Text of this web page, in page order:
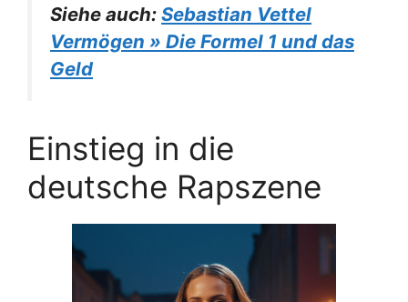
Siehe auch: Sebastian Vettel
Vermögen » Die Formel 1 und das
Geld
Einstieg in die
deutsche Rapszene